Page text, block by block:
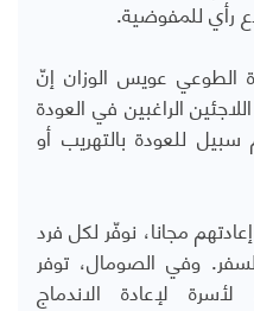
رأي للمفوضية.
الطوعي عويس الوزان إنّ
الراغبين في العودة
للعودة بالتهريب أو
مجانا، نوفّر لكل فرد
قبل السفر. وفي الصومال، توفر
لكل لأسرة لإعادة الاندماج